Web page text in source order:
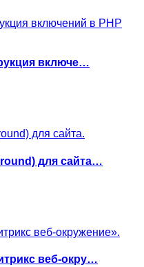
включе…
для сайта…
веб-окру…